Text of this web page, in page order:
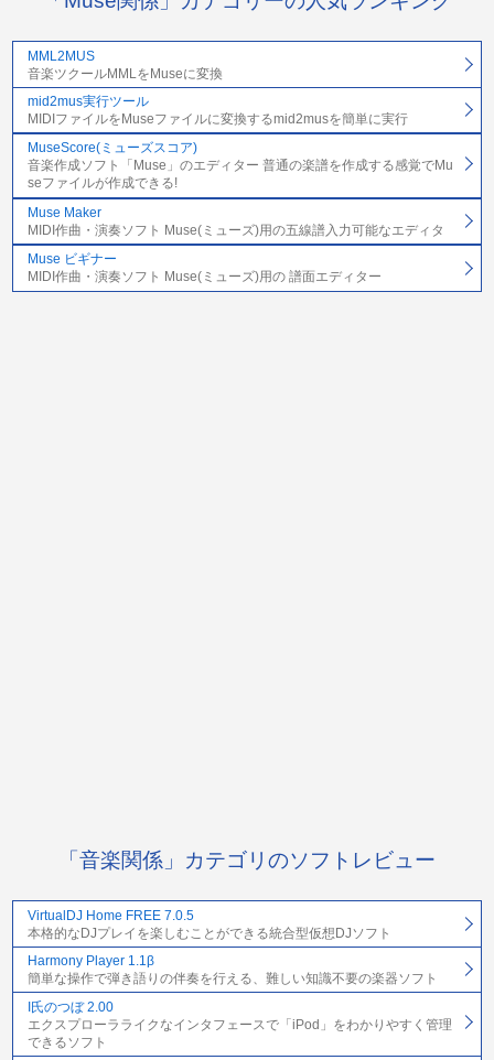
MML2MUS
音楽ツクールMMLをMuseに変換
mid2mus実行ツール
MIDIファイルをMuseファイルに変換するmid2musを簡単に実行
MuseScore(ミューズスコア)
音楽作成ソフト「Muse」のエディター 普通の楽譜を作成する感覚でMu
seファイルが作成できる!
Muse Maker
MIDI作曲・演奏ソフト Muse(ミューズ)用の五線譜入力可能なエディタ
Muse ビギナー
MIDI作曲・演奏ソフト Muse(ミューズ)用の 譜面エディター
「音楽関係」カテゴリのソフトレビュー
VirtualDJ Home FREE 7.0.5
本格的なDJプレイを楽しむことができる統合型仮想DJソフト
Harmony Player 1.1β
簡単な操作で弾き語りの伴奏を行える、難しい知識不要の楽器ソフト
I氏のつぼ 2.00
エクスプローラライクなインタフェースで「iPod」をわかりやすく管理
できるソフト